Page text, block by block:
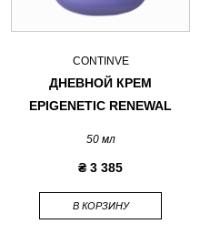
CONTINVE
ДНЕВНОЙ КРЕМ
EPIGENETIC RENEWAL
50 мл
₴ 3 385
В КОРЗИНУ